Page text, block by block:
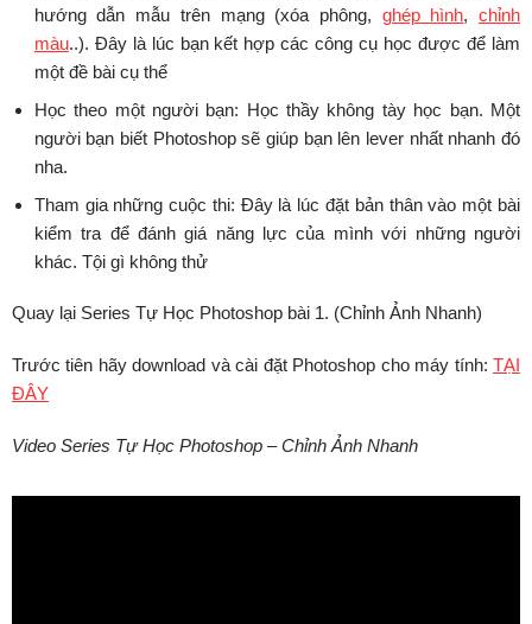
hướng dẫn mẫu trên mạng (xóa phông, ghép hình,chỉnh
màu..). Đây là lúc bạn kết hợp các công cụ học được để làm
một đề bài cụ thể
Học theo một người bạn: Học thầy không tày học bạn. Một
người bạn biết Photoshop sẽ giúp bạn lên lever nhất nhanh đó
nha.
Tham gia những cuộc thi: Đây là lúc đặt bản thân vào một bài
kiểm tra để đánh giá năng lực của mình với những người
khác. Tội gì không thử
Quay lại Series Tự Học Photoshop bài 1. (Chỉnh Ảnh Nhanh)
Trước tiên hãy download và cài đặt Photoshop cho máy tính: TẠI
ĐÂY
Video Series Tự Học Photoshop – Chỉnh Ảnh Nhanh